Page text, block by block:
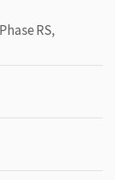
RS,